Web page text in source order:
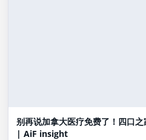
别再说加拿大医疗免费了！四口
| AiF insight